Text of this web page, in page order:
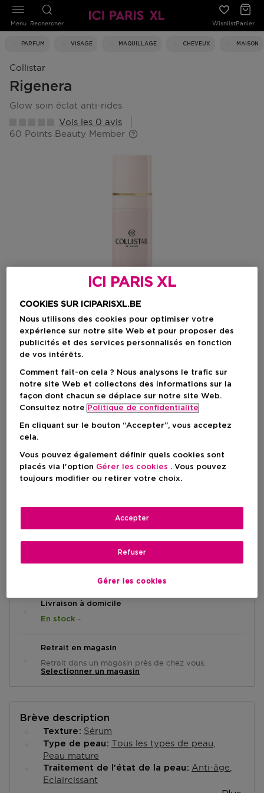
Rechercher WishlistPanier
PARFUM VISAGE MAQUILLAGE CHEVEUX MAISON
Menu
Collistar
Rigenera
glow soin éclat anti-rides
Vois les 0 avis
60 Points Beauty Member
Choisissez votre format
50 ML En stock
Prix promotionnel
60,35 €
Prix promotionnel
60,35 €
Prix de vente conseillé71,00 €
Livraison à domicile
En stock -
Retrait en magasin
Retrait dans un magasin près de chez vous.
Selectionner un magasin
Brève description
Texture Sérum
Type de peau Tous les types de peau
Peau mature
Traitement de l'état de la peau Anti-âge
Eclaircissant
ICI PARIS XL
COOKIES SUR ICIPARISXL.BE
Nous utilisons des cookies pour optimiser votre
expérience sur notre site Web et pour proposer des
publicités et des services personnalisés en fonction
de vos intérêts.
Comment fait-on cela ? Nous analysons le trafic sur
notre site Web et collectons des informations sur la
façon dont chacun se déplace sur notre site Web.
Consultez notre Politique de confidentialite
En cliquant sur le bouton “Accepter”, vous acceptez
cela.
Vous pouvez également définir quels cookies sont
placés via l'option Gérer les cookies . Vous pouvez
toujours modifier ou retirer votre choix.
Gérer les cookies
Refuser
Accepter